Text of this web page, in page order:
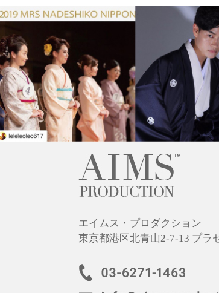
エイムス・プロダクション
東京都港区北青山2-7-13 プラ